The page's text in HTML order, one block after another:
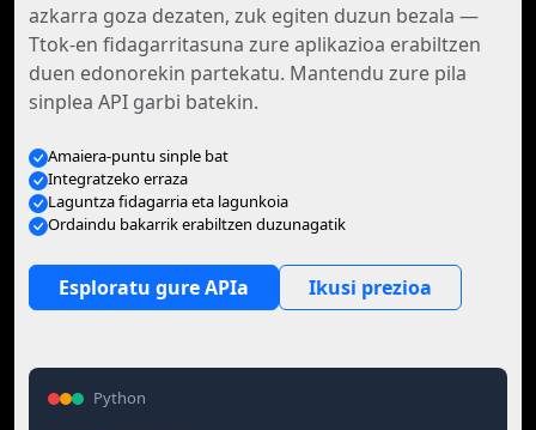
azkarra goza dezaten, zuk egiten duzun bezala —
Ttok-en fidagarritasuna zure aplikazioa erabiltzen
duen edonorekin partekatu. Mantendu zure pila
sinplea API garbi batekin.
Amaiera-puntu sinple bat
Integratzeko erraza
Laguntza fidagarria eta lagunkoia
Ordaindu bakarrik erabiltzen duzunagatik
Esploratu gure APIa Ikusi prezioa
Python